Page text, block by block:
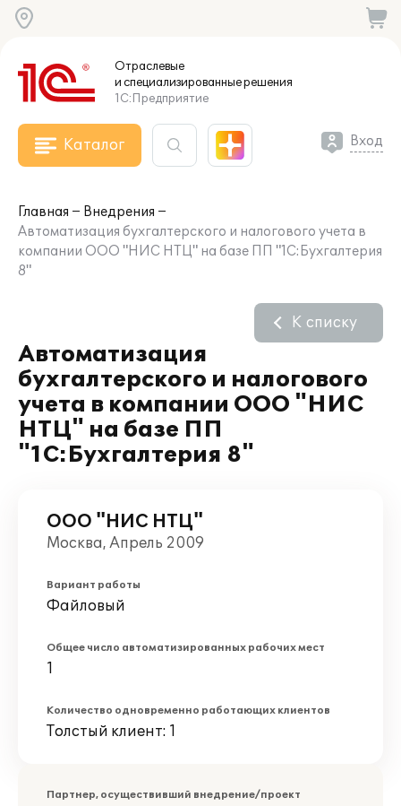
Отраслевые
и специализированныерешения
1С:Предприятие
Каталог Вход
Главная
Внедрения
Автоматизация бухгалтерского и налогового учета в
компании ООО "НИС НТЦ" на базе ПП "1С:Бухгалтерия
8"
Автоматизация
бухгалтерского и налогового
учета в компании ООО "НИС
НТЦ" на базе ПП
"1С:Бухгалтерия 8"
К списку
ООО "НИС НТЦ"
Москва, Апрель 2009
Вариант работы
Файловый
Общее число автоматизированных рабочих мест
1
Количество одновременно работающих клиентов
Толстый клиент: 1
Партнер, осуществивший внедрение/проект